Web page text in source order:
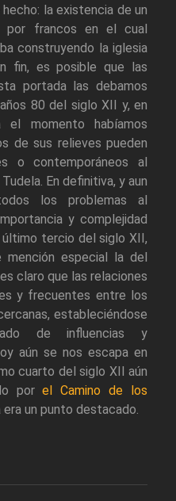
la existencia de un
por francos en el cual
construyendo la iglesia
fin, es posible que las
portada las debamos
80 del siglo XII y, en
momento habíamos
de sus relieves pueden
o contemporáneos al
En definitiva, y aun
los problemas al
y complejidad
tercio del siglo XII,
especial la del
claro que las relaciones
y frecuentes entre los
estableciéndose
de influencias y
aún se nos escapa en
cuarto del siglo XII aún
porel Camino de los
un punto destacado.